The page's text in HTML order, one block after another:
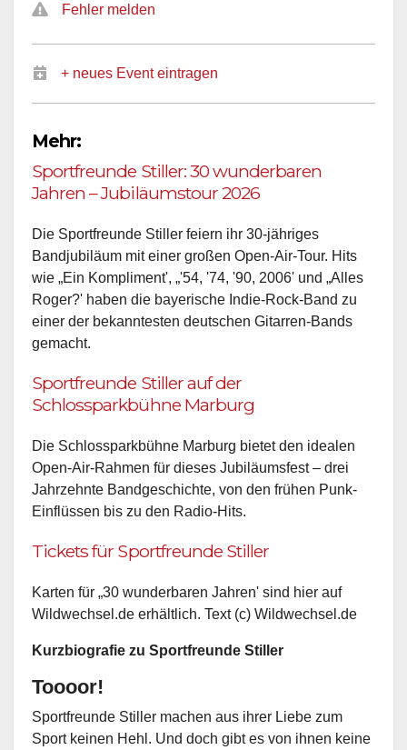
Fehler melden
+ neues Event eintragen
Mehr:
Sportfreunde Stiller: 30 wunderbaren
Jahren – Jubiläumstour 2026
Die Sportfreunde Stiller feiern ihr 30-jähriges
Bandjubiläum mit einer großen Open-Air-Tour. Hits
wie „Ein Kompliment', „'54, '74, '90, 2006' und „Alles
Roger?' haben die bayerische Indie-Rock-Band zu
einer der bekanntesten deutschen Gitarren-Bands
gemacht.
Sportfreunde Stiller auf der
Schlossparkbühne Marburg
Die Schlossparkbühne Marburg bietet den idealen
Open-Air-Rahmen für dieses Jubiläumsfest – drei
Jahrzehnte Bandgeschichte, von den frühen Punk-
Einflüssen bis zu den Radio-Hits.
Tickets für Sportfreunde Stiller
Karten für „30 wunderbaren Jahren' sind hier auf
Wildwechsel.de erhältlich. Text (c) Wildwechsel.de
Kurzbiografie zu Sportfreunde Stiller
Toooor!
Sportfreunde Stiller machen aus ihrer Liebe zum
Sport keinen Hehl. Und doch gibt es von ihnen keine